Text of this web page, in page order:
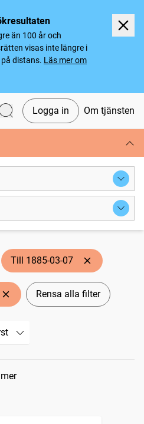
än 100 år och
visas inte längre i
distans. Läs mer om
Logga in Om tjänsten
Till 1885-03-07
Rensa alla filter